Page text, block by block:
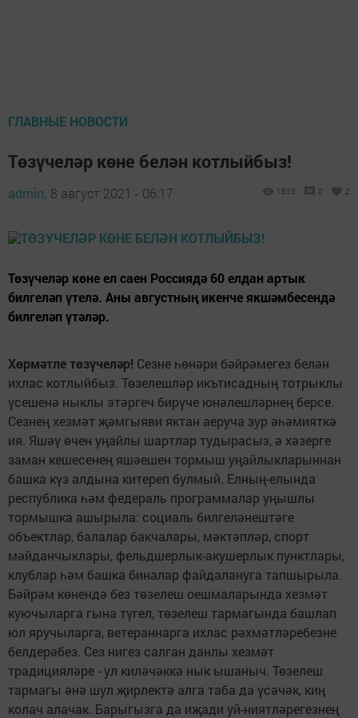
ГЛАВНЫЕ НОВОСТИ
Төзүчеләр көне белән котлыйбыз!
admin, 8 август 2021 - 06:17 1633 0 2
Төзүчеләр көне ел саен Россиядә 60 елдан артык
билгеләп үтелә. Аны августның икенче якшәмбесендә
билгеләп үтәләр.
Хөрмәтле төзүчеләр! Сезне һөнәри бәйрәмегез белән
ихлас котлыйбыз. Төзелешләр икътисадның тотрыклы
үсешенә ныклы этәргеч бирүче юнәлешләрнең берсе.
Сезнең хезмәт җәмгыяви яктан аеруча зур әһәмияткә
ия. Яшәү өчен уңайлы шартлар тудырасыз, ә хәзерге
заман кешесенең яшәешен тормыш уңайлыкларыннан
башка күз алдына китереп булмый. Елның-елында
республика һәм федераль программалар уңышлы
тормышка ашырыла: социаль билгеләнештәге
объектлар, балалар бакчалары, мәктәпләр, спорт
мәйданчыклары, фельдшерлык-акушерлык пунктлары,
клублар һәм башка биналар файдалануга тапшырыла.
Бәйрәм көнендә без төзелеш оешмаларында хезмәт
куючыларга гына түгел, төзелеш тармагында башлап
юл яручыларга, ветераннарга ихлас рәхмәтләребезне
белдерәбез. Сез нигез салган данлы хезмәт
традицияләре - ул киләчәккә нык ышаныч. Төзелеш
тармагы әнә шул җирлектә алга таба да үсәчәк, киң
колач алачак. Барыгызга да иҗади уй-ниятләрегезнең